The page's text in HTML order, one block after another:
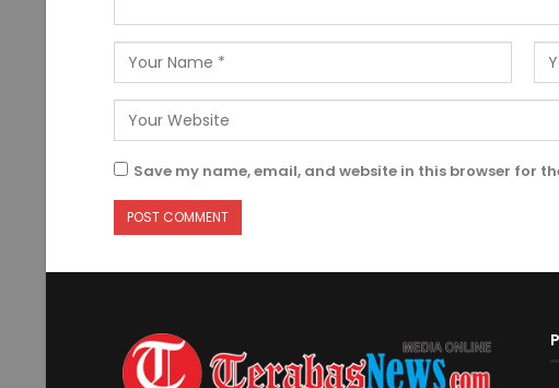
Save my name, email, and website in this browser for